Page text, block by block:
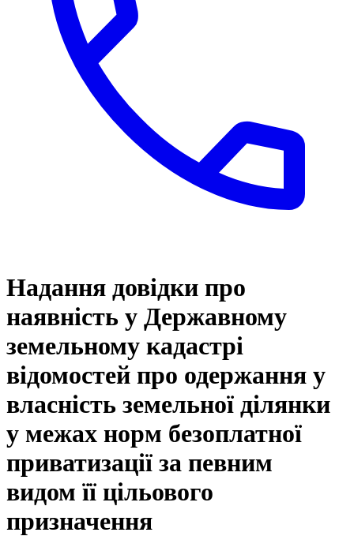
Надання довідки про
наявність у Державному
земельному кадастрі
відомостей про одержання у
власність земельної ділянки
у межах норм безоплатної
приватизації за певним
видом її цільового
призначення